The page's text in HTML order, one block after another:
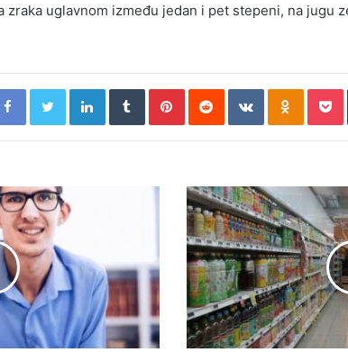
zraka uglavnom između jedan i pet stepeni, na jugu
FacebookTwitterLinkedInTumblrPinterestReddit VKontakte